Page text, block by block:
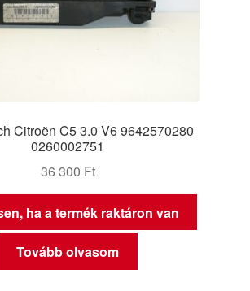
Citroën C5 3.0 V6 9642570280
0260002751
36 300 Ft
ha a termék raktáron van
Tovább olvasom